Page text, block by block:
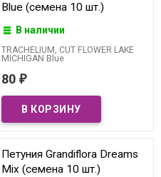
Blue (семена 10 шт.)
В наличии
TRACHELIUM, CUT FLOWER LAKE
MICHIGAN Blue
80 ₽
Петуния Grandiflora Dreams
Mix (семена 10 шт.)